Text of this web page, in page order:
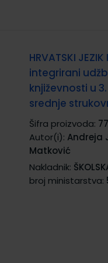
HRVATSKI
integrirani
književnosti u
srednje
Šifra proizvoda:
Autor(i): Andreja
Matković
Nakladnik:
broj ministarstva: